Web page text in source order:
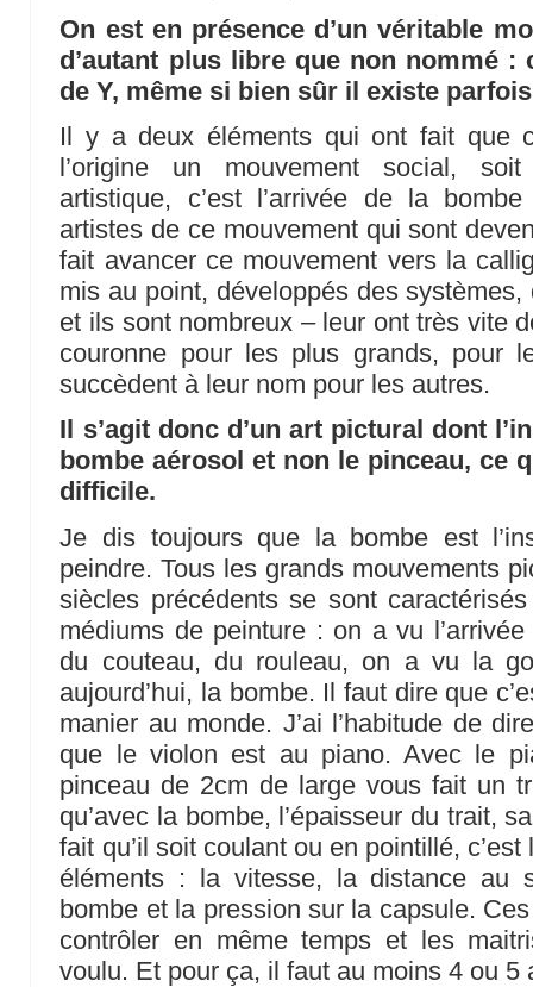
On est en présence d’un véritable
d’autant plus libre que non nommé :
de Y, même si bien sûr il existe
Il y a deux éléments qui ont fait que
l’origine un mouvement social,
artistique, c’est l’arrivée de la
artistes de ce mouvement qui sont
fait avancer ce mouvement vers la
mis au point, développés des
et ils sont nombreux – leur ont très vite
couronne pour les plus grands,
succèdent à leur nom pour les autres.
Il s’agit donc d’un art pictural dont
bombe aérosol et non le pinceau, ce
difficile.
Je dis toujours que la bombe est
peindre. Tous les grands mouvements
siècles précédents se sont
médiums de peinture : on a vu
du couteau, du rouleau, on a vu la
aujourd’hui, la bombe. Il faut dire que
manier au monde. J’ai l’habitude de
que le violon est au piano. Avec le
pinceau de 2cm de large vous fait un
qu’avec la bombe, l’épaisseur du trait,
fait qu’il soit coulant ou en pointillé,
éléments : la vitesse, la distance au
bombe et la pression sur la capsule.
contrôler en même temps et les
voulu. Et pour ça, il faut au moins 4 ou 5